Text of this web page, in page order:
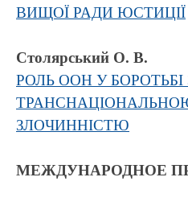
ВИЩОЇ РАДИ ЮСТИЦІЇ
Столярський О. В.
РОЛЬ ООН У БОРОТЬБІ
ЗЛОЧИННІСТЮ
МЕЖДУНАРОДНОЕ